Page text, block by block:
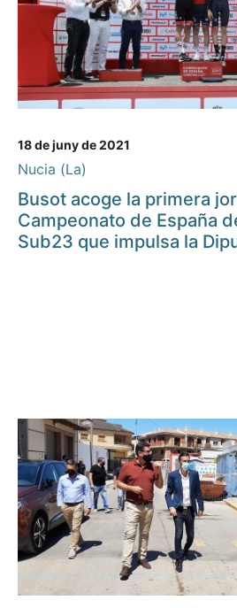
18 de juny de 2021
Nucia (La)
Busot acoge la primera
Campeonato de España
Sub23 que impulsa la